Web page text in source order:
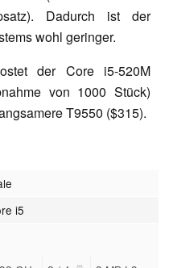
Dadurch ist der
wohl geringer.
der Core i5-520M
von 1000 Stück)
T9550 ($315).
i5